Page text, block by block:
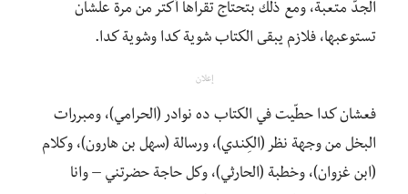
الجدّ متعبة، ومع ذلك بتحتاج تقراها أكتر من مرة علشان
تستوعبها، فلازم يبقى الكتاب شوية كدا وشوية كدا.
إعلان
فعشان كدا حطّيت في الكتاب ده نوادر (الحرامي)، ومبررات
البخل من وجهة نظر (الكِندي)، ورسالة (سهل بن هارون)، وكلام
(ابن غزوان)، وخطبة (الحارثي)، وكل حاجة حضرتني – وانا